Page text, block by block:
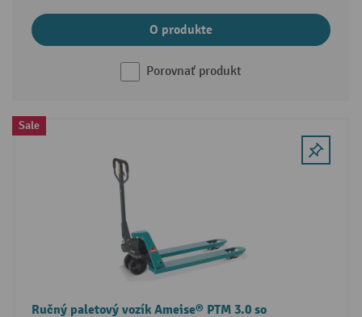
O produkte
Porovnať produkt
Sale
Ručný paletový vozík Ameise® PTM 3.0 so